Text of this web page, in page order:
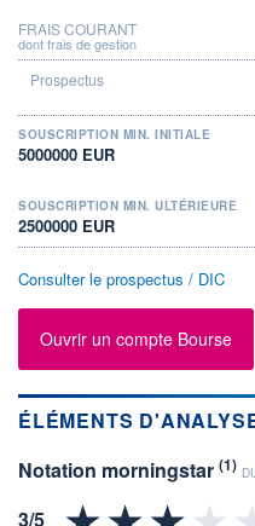
FRAIS COURANT
dont frais de gestion
SOUSCRIPTION MIN. INITIALE
5000000 EUR
SOUSCRIPTION MIN. ULTÉRIEURE
2500000 EUR
Consulter le prospectus / DIC
Ouvrir un compte Bourse
ÉLÉMENTS
Notation morningstar (1)